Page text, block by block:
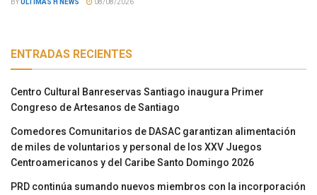
BYÚLTIMAS H NEWS 08/08/2026
ENTRADAS RECIENTES
Centro Cultural Banreservas Santiago inaugura Primer
Congreso de Artesanos de Santiago
Comedores Comunitarios de DASAC garantizan alimentación
de miles de voluntarios y personal de los XXV Juegos
Centroamericanos y del Caribe Santo Domingo 2026
PRD continúa sumando nuevos miembros con la incorporación